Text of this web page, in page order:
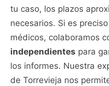
tu caso, los plazos
necesarios. Si es
médicos, colaboramos
independientes para
los informes. Nuestra
de Torrevieja nos